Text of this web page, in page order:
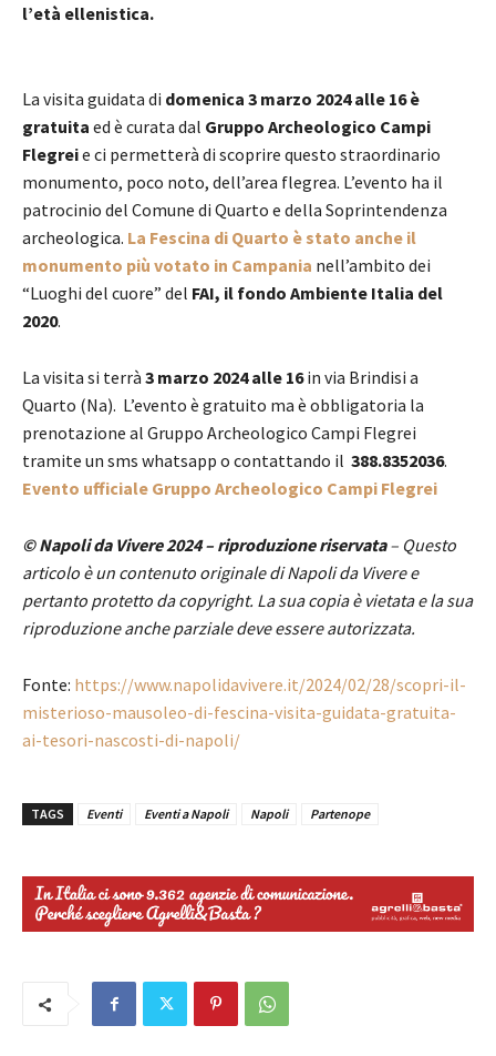
l’età ellenistica.
La visita guidata di domenica 3 marzo 2024 alle 16 è
gratuita ed è curata dal Gruppo Archeologico Campi
Flegreie ci permetterà di scoprire questo straordinario
monumento, poco noto, dell’area flegrea. L’evento ha il
patrocinio del Comune di Quarto e della Soprintendenza
archeologica. La Fescina di Quarto è stato anche il
monumento più votato in Campania nell’ambito dei
“Luoghi del cuore” del FAI, il fondo Ambiente Italia del
2020.
La visita si terrà 3 marzo 2024 alle 16in via Brindisi a
Quarto (Na). L’evento è gratuito ma è obbligatoria la
prenotazione al Gruppo Archeologico Campi Flegrei
tramite un sms whatsapp o contattando il 388.8352036.
Evento ufficiale Gruppo Archeologico Campi Flegrei
© Napoli da Vivere 2024 – riproduzione riservata– Questo
articolo è un contenuto originale di Napoli da Vivere e
pertanto protetto da copyright. La sua copia è vietata e la sua
riproduzione anche parziale deve essere autorizzata.
Fonte: https://www.napolidavivere.it/2024/02/28/scopri-il-
misterioso-mausoleo-di-fescina-visita-guidata-gratuita-
ai-tesori-nascosti-di-napoli/
TAGS Eventi Eventi a Napoli Napoli Partenope